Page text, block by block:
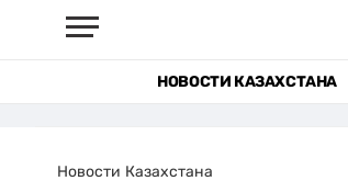
НОВОСТИ КАЗАХСТАНА
Новости Казахстана